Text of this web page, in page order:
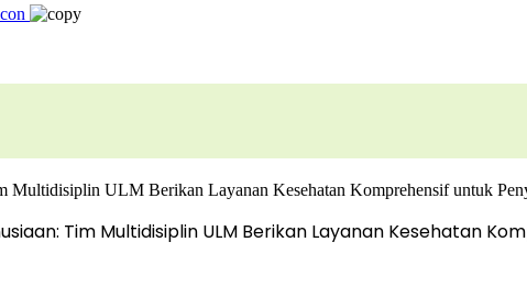
Tim Multidisiplin ULM Berikan Layanan Kesehatan